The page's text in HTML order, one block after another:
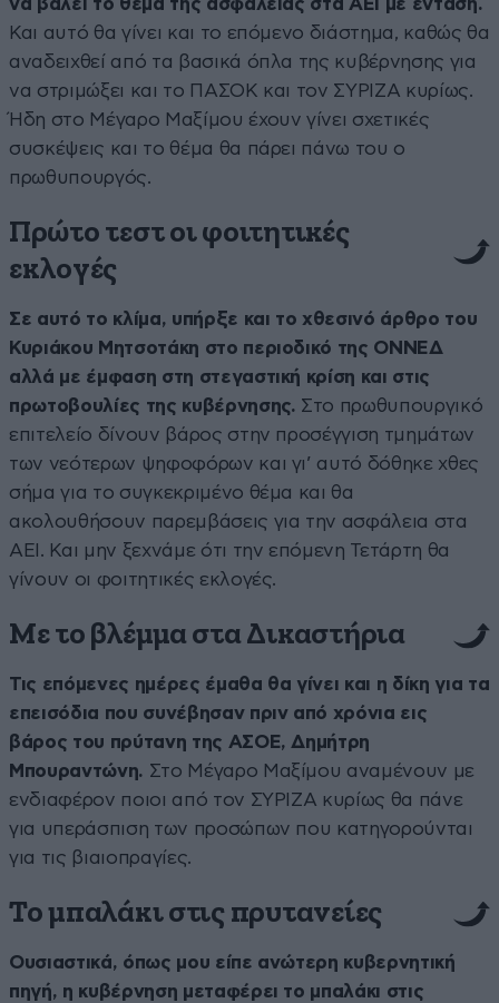
να βάλει το θέμα της ασφάλειας στα ΑΕΙ με ένταση.
Και αυτό θα γίνει και το επόμενο διάστημα, καθώς θα
αναδειχθεί από τα βασικά όπλα της κυβέρνησης για
να στριμώξει και το ΠΑΣΟΚ και τον ΣΥΡΙΖΑ κυρίως.
Ήδη στο Μέγαρο Μαξίμου έχουν γίνει σχετικές
συσκέψεις και το θέμα θα πάρει πάνω του ο
πρωθυπουργός.
Πρώτο τεστ οι φοιτητικές
εκλογές
Σε αυτό το κλίμα, υπήρξε και το χθεσινό άρθρο του
Κυριάκου Μητσοτάκη στο περιοδικό της ΟΝΝΕΔ
αλλά με έμφαση στη στεγαστική κρίση και στις
πρωτοβουλίες της κυβέρνησης. Στο πρωθυπουργικό
επιτελείο δίνουν βάρος στην προσέγγιση τμημάτων
των νεότερων ψηφοφόρων και γι’ αυτό δόθηκε χθες
σήμα για το συγκεκριμένο θέμα και θα
ακολουθήσουν παρεμβάσεις για την ασφάλεια στα
ΑΕΙ. Και μην ξεχνάμε ότι την επόμενη Τετάρτη θα
γίνουν οι φοιτητικές εκλογές.
Με το βλέμμα στα Δικαστήρια
Τις επόμενες ημέρες έμαθα θα γίνει και η δίκη για τα
επεισόδια που συνέβησαν πριν από χρόνια εις
βάρος του πρύτανη της ΑΣΟΕ, Δημήτρη
Μπουραντώνη. Στο Μέγαρο Μαξίμου αναμένουν με
ενδιαφέρον ποιοι από τον ΣΥΡΙΖΑ κυρίως θα πάνε
για υπεράσπιση των προσώπων που κατηγορούνται
για τις βιαιοπραγίες.
Το μπαλάκι στις πρυτανείες
Ουσιαστικά, όπως μου είπε ανώτερη κυβερνητική
πηγή, η κυβέρνηση μεταφέρει το μπαλάκι στις